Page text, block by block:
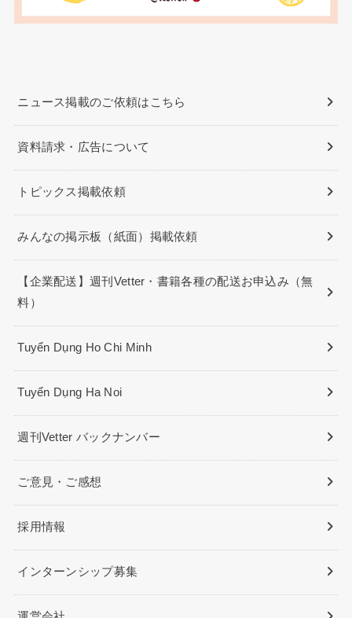
ニュース掲載のご依頼はこちら
資料請求・広告について
トピックス掲載依頼
みんなの掲示板（紙面）掲載依頼
【企業配送】週刊Vetter・書籍各種の配送お申込み（無
料）
Tuyển Dụng Ho Chi Minh
Tuyển Dụng Ha Noi
週刊Vetter バックナンバー
ご意見・ご感想
採用情報
インターンシップ募集